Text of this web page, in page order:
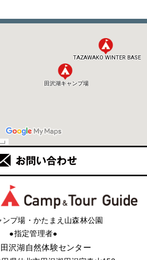
ンプ場・かたまえ山森林公園
●指定管理者●
田沢湖自然体験センター